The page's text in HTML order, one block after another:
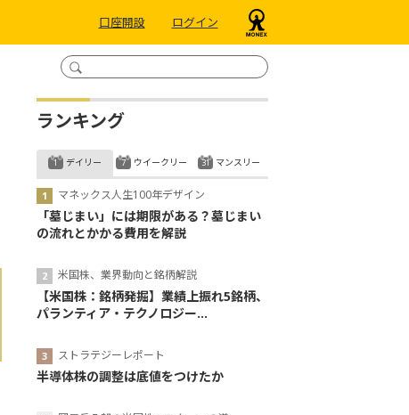
口座開設 ログイン
ランキング
デイリー
マネックス人生100年デザイン
「墓じまい」には期限がある？墓じまい
の流れとかかる費用を解説
米国株、業界動向と銘柄解説
【米国株：銘柄発掘】業績上振れ5銘柄、
パランティア・テクノロジー...
ストラテジーレポート
半導体株の調整は底値をつけたか
ウイークリー マンスリー